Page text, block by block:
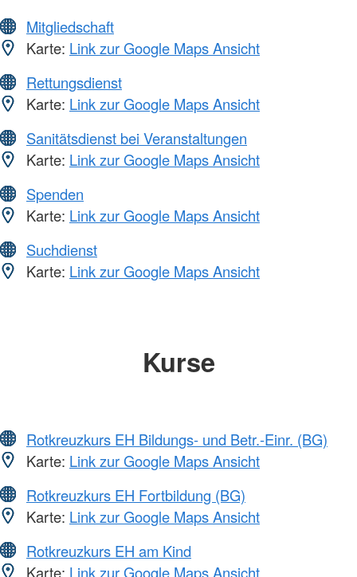
Mitgliedschaft
Karte: Link zur Google Maps Ansicht
Rettungsdienst
Karte: Link zur Google Maps Ansicht
Sanitätsdienst bei Veranstaltungen
Karte: Link zur Google Maps Ansicht
Spenden
Karte: Link zur Google Maps Ansicht
Suchdienst
Karte: Link zur Google Maps Ansicht
Kurse
Rotkreuzkurs EH Bildungs- und Betr.-Einr. (BG)
Karte: Link zur Google Maps Ansicht
Rotkreuzkurs EH Fortbildung (BG)
Karte: Link zur Google Maps Ansicht
Rotkreuzkurs EH am Kind
Karte: Link zur Google Maps Ansicht